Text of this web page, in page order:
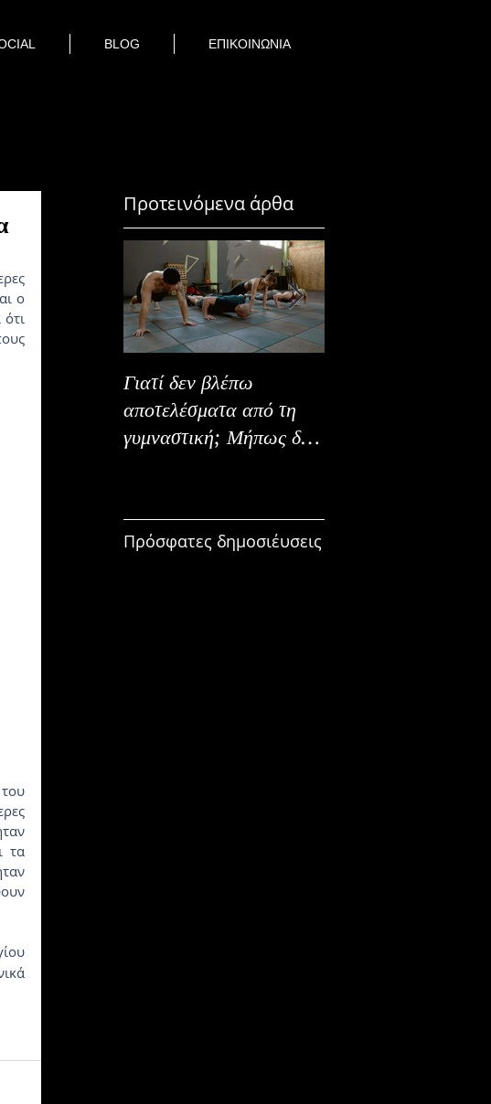
ο
τα
Προτεινόμενα άρθα
Γιατί δεν βλέπω
αποτελέσματα από τη
γυμναστική; Μήπως δεν
Πρόσφατες δημοσιέυσεις
BLOG ΕΠΙΚΟΙΝΩΝΙΑ